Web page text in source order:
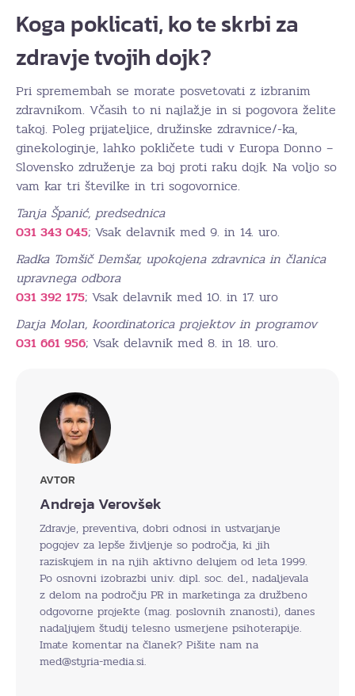
Koga poklicati, ko te skrbi za
zdravje tvojih dojk?
Pri spremembah se morate posvetovati z izbranim
zdravnikom. Včasih to ni najlažje in si pogovora želite
takoj. Poleg prijateljice, družinske zdravnice/-ka,
ginekologinje, lahko pokličete tudi v Europa Donno –
Slovensko združenje za boj proti raku dojk. Na voljo so
vam kar tri številke in tri sogovornice.
Tanja Španić, predsednica
031 343 045; Vsak delavnik med 9. in 14. uro.
Radka Tomšič Demšar, upokojena zdravnica in članica
upravnega odbora
031 392 175; Vsak delavnik med 10. in 17. uro
Darja Molan, koordinatorica projektov in programov
031 661 956; Vsak delavnik med 8. in 18. uro.
AVTOR
Andreja Verovšek
Zdravje, preventiva, dobri odnosi in ustvarjanje
pogojev za lepše življenje so področja, ki jih
raziskujem in na njih aktivno delujem od leta 1999.
Po osnovni izobrazbi univ. dipl. soc. del., nadaljevala
z delom na področju PR in marketinga za družbeno
odgovorne projekte (mag. poslovnih znanosti), danes
nadaljujem študij telesno usmerjene psihoterapije.
Imate komentar na članek? Pišite nam na
med@styria-media.si.